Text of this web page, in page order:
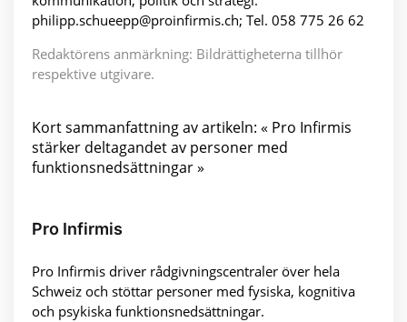
philipp.schueepp@proinfirmis.ch; Tel. 058 775 26 62
Redaktörens anmärkning: Bildrättigheterna tillhör
respektive utgivare.
Kort sammanfattning av artikeln: « Pro Infirmis
stärker deltagandet av personer med
funktionsnedsättningar »
Pro Infirmis
Pro Infirmis driver rådgivningscentraler över hela
Schweiz och stöttar personer med fysiska, kognitiva
och psykiska funktionsnedsättningar.